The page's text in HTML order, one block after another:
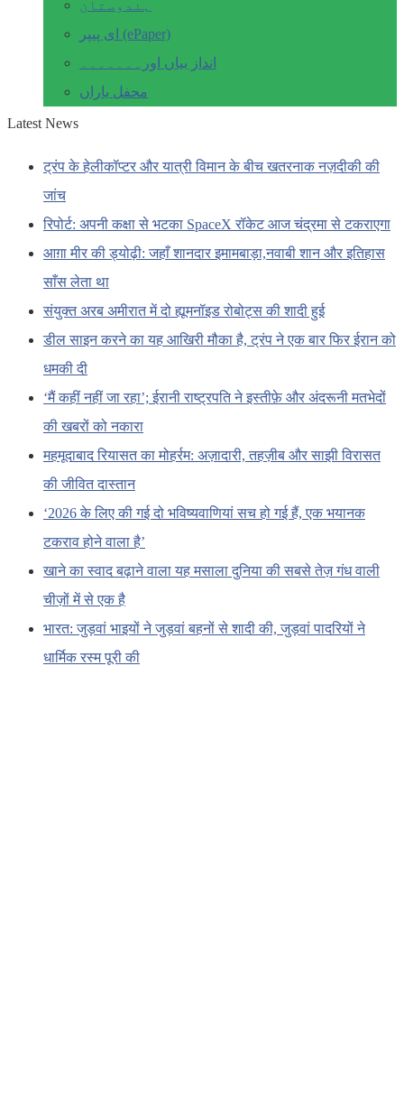
ہندوستان
ای پیپر (ePaper)
انداز بیاں اور۔۔۔۔۔۔۔
محفل یاراں
Latest News
ट्रंप के हेलीकॉप्टर और यात्री विमान के बीच खतरनाक नज़दीकी की
जांच
रिपोर्ट: अपनी कक्षा से भटका SpaceX रॉकेट आज चंद्रमा से टकराएगा
आग़ा मीर की ड्योढ़ी: जहाँ शानदार इमामबाड़ा,नवाबी शान और इतिहास
साँस लेता था
संयुक्त अरब अमीरात में दो ह्यूमनॉइड रोबोट्स की शादी हुई
डील साइन करने का यह आखिरी मौका है, ट्रंप ने एक बार फिर ईरान को
धमकी दी
‘मैं कहीं नहीं जा रहा’; ईरानी राष्ट्रपति ने इस्तीफ़े और अंदरूनी मतभेदों
की खबरों को नकारा
महमूदाबाद रियासत का मोहर्रम: अज़ादारी, तहज़ीब और साझी विरासत
की जीवित दास्तान
‘2026 के लिए की गई दो भविष्यवाणियां सच हो गई हैं, एक भयानक
टकराव होने वाला है’
खाने का स्वाद बढ़ाने वाला यह मसाला दुनिया की सबसे तेज़ गंध वाली
चीज़ों में से एक है
भारत: जुड़वां भाइयों ने जुड़वां बहनों से शादी की, जुड़वां पादरियों ने
धार्मिक रस्म पूरी की